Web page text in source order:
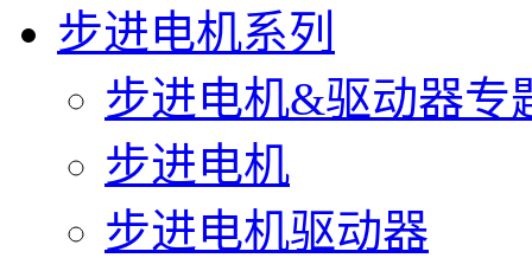
步进电机系列
步进电机&驱动器专
步进电机
步进电机驱动器